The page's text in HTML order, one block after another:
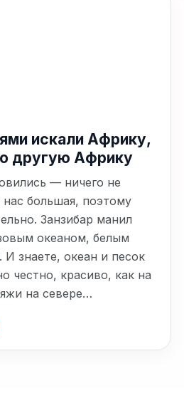
искали Африку,
другую Африку
— ничего не
нас большая, поэтому
Занзибар манил
океаном, белым
И знаете, океан и песок
честно, красиво, как на
на севере…